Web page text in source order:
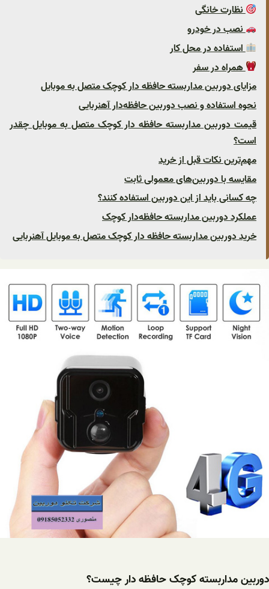
نظارت خانگی
نصب در خودرو
استفاده در محل کار
همراه در سفر
مزایای دوربین مداربسته حافظه دار کوچک متصل به موبایل
نحوه استفاده و نصب دوربین حافظه‌دار آهنربایی
قیمت دوربین مداربسته حافظه دار کوچک متصل به موبایل چقدر
است؟
مهم‌ترین نکات قبل از خرید
مقایسه با دوربین‌های معمولی ثابت
چه کسانی باید از این دوربین استفاده کنند؟
عملکرد دوربین مداربسته حافظه‌دار کوچک
خرید دوربین مداربسته حافظه دار کوچک متصل به موبایل آهنربایی
دوربین مداربسته کوچک حافظه دار چیست؟